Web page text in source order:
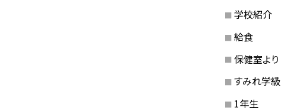
学校紹介
給食
保健室より
すみれ学級
1年生